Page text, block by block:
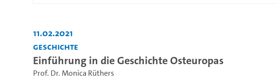
11.02.2021
Geschichte
Einführung in die Geschichte Osteuropas
Prof. Dr. Monica Rüthers